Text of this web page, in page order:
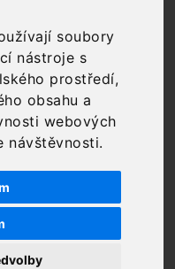
soubory
nástroje s
prostředí,
obsahu a
webových
návštěvnosti.
–
teď